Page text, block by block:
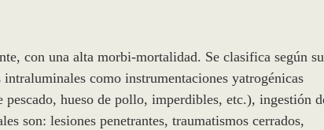
con una alta morbi-mortalidad. Se clasifica según su
como instrumentaciones yatrogénicas
hueso de pollo, imperdibles, etc.), ingestión
son: lesiones penetrantes, traumatismos cerrados,